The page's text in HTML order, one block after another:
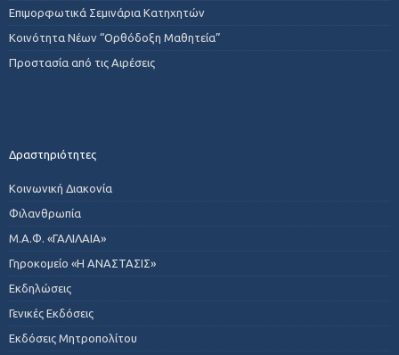
Επιμορφωτικά Σεμινάρια Κατηχητών
Κοινότητα Νέων “Ορθόδοξη Μαθητεία”
Προστασία από τις Αιρέσεις
Δραστηριότητες
Κοινωνική Διακονία
Φιλανθρωπία
Μ.Α.Φ. «ΓΑΛΙΛΑΙΑ»
Γηροκομείο «Η ΑΝΑΣΤΑΣΙΣ»
Εκδηλώσεις
Γενικές Εκδόσεις
Εκδόσεις Μητροπολίτου